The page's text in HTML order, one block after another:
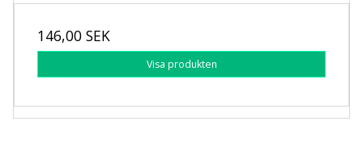
146,00 SEK
Visa produkten